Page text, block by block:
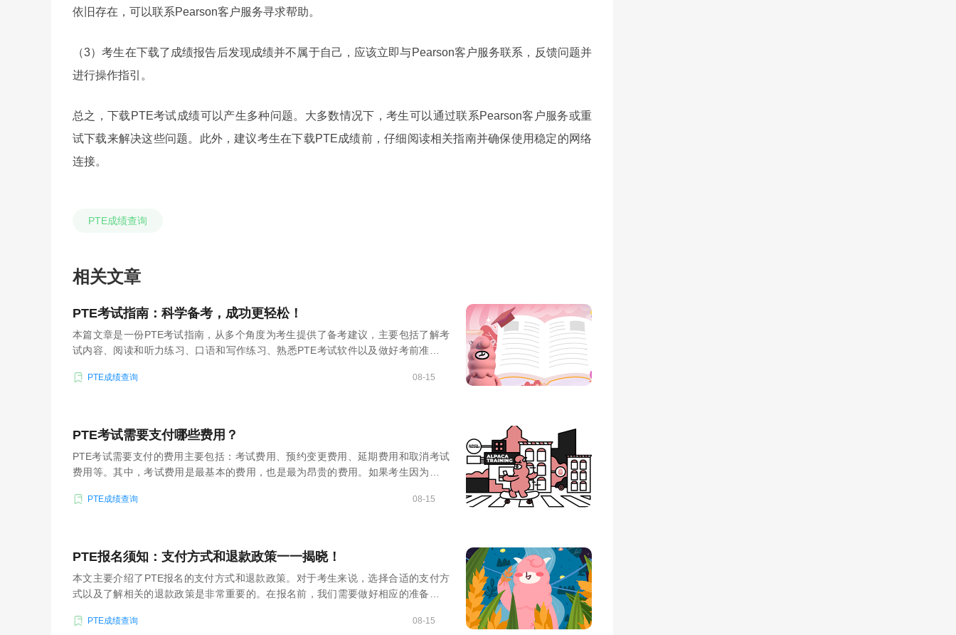
依旧存在，可以联系Pearson客户服务寻求帮助。
（3）考生在下载了成绩报告后发现成绩并不属于自己，应该立即与Pearson客户服务联系，反馈问题并
进行操作指引。
总之，下载PTE考试成绩可以产生多种问题。大多数情况下，考生可以通过联系Pearson客户服务或重
试下载来解决这些问题。此外，建议考生在下载PTE成绩前，仔细阅读相关指南并确保使用稳定的网络
连接。
PTE成绩查询
相关文章
PTE考试指南：科学备考，成功更轻松！
本篇文章是一份PTE考试指南，从多个角度为考生提供了备考建议，主要包括了解考
试内容、阅读和听力练习、口语和写作练习、熟悉PTE考试软件以及做好考前准备等
PTE成绩查询 08-15
PTE考试需要支付哪些费用？
PTE考试需要支付的费用主要包括：考试费用、预约变更费用、延期费用和取消考试
费用等。其中，考试费用是最基本的费用，也是最为昂贵的费用。如果考生因为个人
时间，那么需要支付相应的延期费用。如果考生不得不取消考试，那么需要支付的取
PTE成绩查询 08-15
PTE报名须知：支付方式和退款政策一一揭晓！
本文主要介绍了PTE报名的支付方式和退款政策。对于考生来说，选择合适的支付方
式以及了解相关的退款政策是非常重要的。在报名前，我们需要做好相应的准备，注
PTE成绩查询 08-15